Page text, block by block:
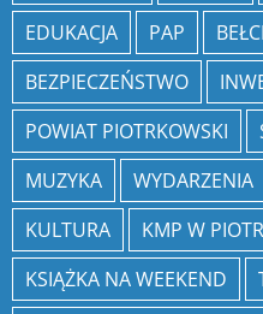
EDUKACJA
PAP
BEZPIECZEŃSTWO
POWIAT PIOTRKOWSKI
MUZYKA
WYDARZENIA
KULTURA
KMP W
KSIĄŻKA NA WEEKEND